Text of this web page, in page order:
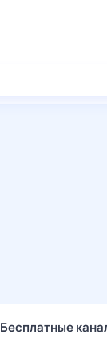
Бесплатные